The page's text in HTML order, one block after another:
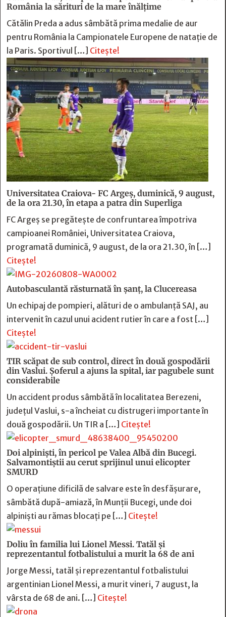
România la sărituri de la mare înălțime
Cătălin Preda a adus sâmbătă prima medalie de aur
pentru România la Campionatele Europene de natație de
la Paris. Sportivul […] Citește!
Universitatea Craiova- FC Argeș, duminică, 9 august,
de la ora 21.30, în etapa a patra din Superliga
FC Argeș se pregătește de confruntarea împotriva
campioanei României, Universitatea Craiova,
programată duminică, 9 august, de la ora 21.30, în […]
Citește!
Autobasculantă răsturnată în șanț, la Clucereasa
Un echipaj de pompieri, alături de o ambulanță SAJ, au
intervenit în cazul unui acident rutier în care a fost […]
Citește!
TIR scăpat de sub control, direct în două gospodării
din Vaslui. Șoferul a ajuns la spital, iar pagubele sunt
considerabile
Un accident produs sâmbătă în localitatea Berezeni,
județul Vaslui, s-a încheiat cu distrugeri importante în
două gospodării. Un TIR a […] Citește!
Doi alpiniști, în pericol pe Valea Albă din Bucegi.
Salvamontiștii au cerut sprijinul unui elicopter
SMURD
O operațiune dificilă de salvare este în desfășurare,
sâmbătă după-amiază, în Munții Bucegi, unde doi
alpiniști au rămas blocați pe […] Citește!
Doliu în familia lui Lionel Messi. Tatăl și
reprezentantul fotbalistului a murit la 68 de ani
Jorge Messi, tatăl și reprezentantul fotbalistului
argentinian Lionel Messi, a murit vineri, 7 august, la
vârsta de 68 de ani. […] Citește!